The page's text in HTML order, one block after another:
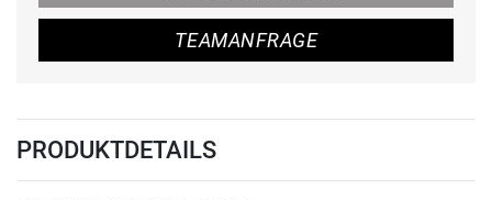
TEAMANFRAGE
PRODUKTDETAILS